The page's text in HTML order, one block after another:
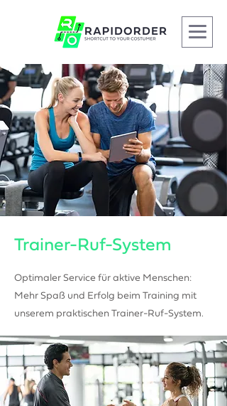
Trainer-Ruf-System
Optimaler Service für aktive Menschen:
Mehr Spaß und Erfolg beim Training mit
unserem praktischen Trainer-Ruf-System.